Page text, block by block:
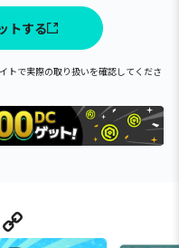
トする
トで実際の取り扱いを確認してくださ
Line